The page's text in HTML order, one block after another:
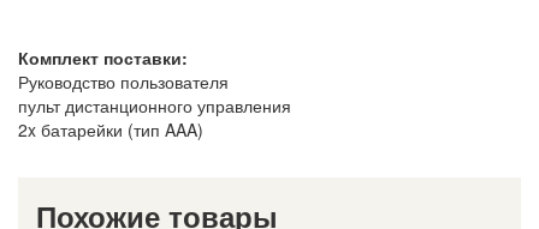
Комплект поставки:
Руководство пользователя
пульт дистанционного управления
2x батарейки (тип AAA)
Похожие товары